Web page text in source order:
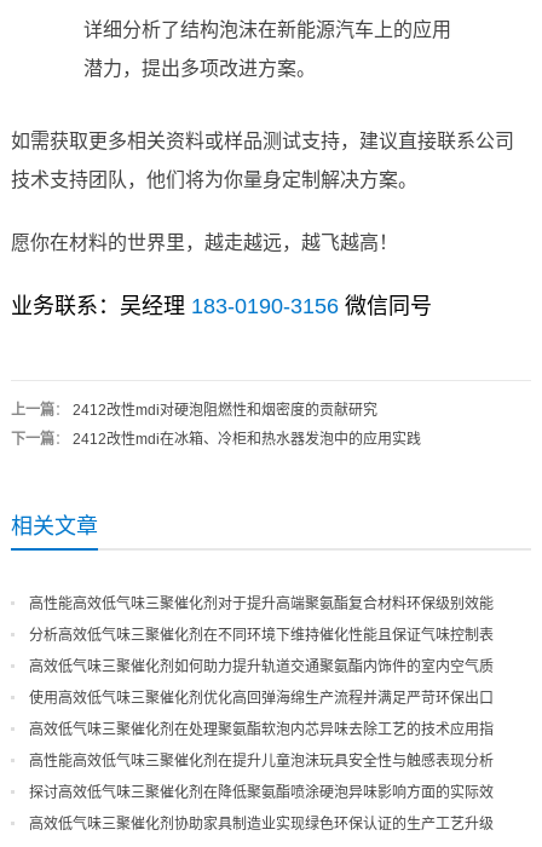
详细分析了结构泡沫在新能源汽车上的应用
潜力，提出多项改进方案。
如需获取更多相关资料或样品测试支持，建议直接联系公司
技术支持团队，他们将为你量身定制解决方案。
愿你在材料的世界里，越走越远，越飞越高！
业务联系：吴经理 183-0190-3156微信同号
上一篇： 2412改性mdi对硬泡阻燃性和烟密度的贡献研究
下一篇： 2412改性mdi在冰箱、冷柜和热水器发泡中的应用实践
相关文章
高性能高效低气味三聚催化剂对于提升高端聚氨酯复合材料环保级别效能
分析高效低气味三聚催化剂在不同环境下维持催化性能且保证气味控制表
现
高效低气味三聚催化剂如何助力提升轨道交通聚氨酯内饰件的室内空气质
量
使用高效低气味三聚催化剂优化高回弹海绵生产流程并满足严苛环保出口
高效低气味三聚催化剂在处理聚氨酯软泡内芯异味去除工艺的技术应用指
导
高性能高效低气味三聚催化剂在提升儿童泡沫玩具安全性与触感表现分析
探讨高效低气味三聚催化剂在降低聚氨酯喷涂硬泡异味影响方面的实际效
果
高效低气味三聚催化剂协助家具制造业实现绿色环保认证的生产工艺升级